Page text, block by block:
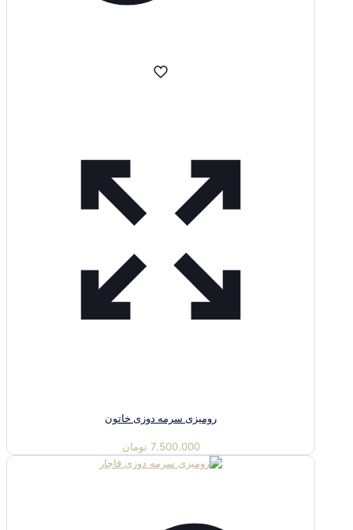
رومیزی سرمه دوزی خاتون
7.500.000 تومان